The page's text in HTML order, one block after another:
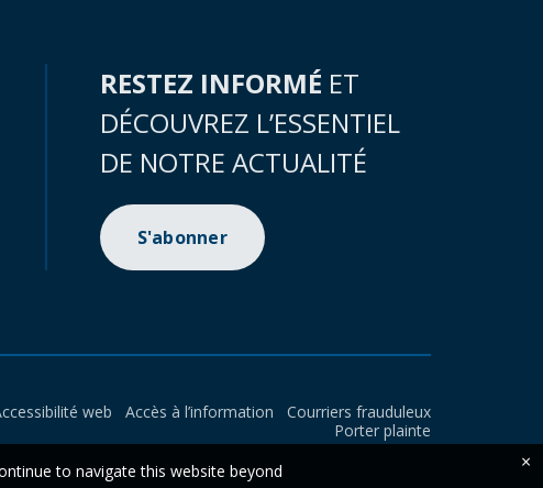
RESTEZ INFORMÉ ET
DÉCOUVREZ L’ESSENTIEL
DE NOTRE ACTUALITÉ
S'abonner
web Accès à l’information
Courriers frauduleux
Porter plainte
to navigate this website beyond
×